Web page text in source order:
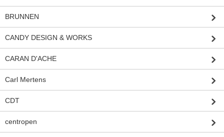
BRUNNEN
CANDY DESIGN & WORKS
CARAN D'ACHE
Carl Mertens
CDT
centropen